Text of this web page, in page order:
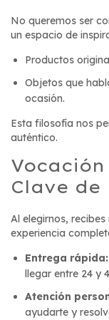
No queremos ser
un espacio de
Productos
Objetos que
ocasión.
Esta filosofía nos
auténtico.
Clave
Al elegirnos,
experiencia
Entrega rápida:
llegar entre 24 y
Atención
ayudarte y